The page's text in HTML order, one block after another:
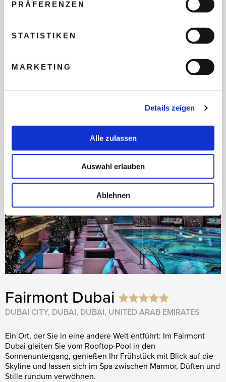
PRÄFERENZEN
STATISTIKEN
MARKETING
Details zeigen
Alle zulassen
Auswahl erlauben
Ablehnen
kulturelles Highlight, das authentische Einblicke
WEITER ZUR BUCHUNG
Zur Hotelbeschreibung
Auf die Wunschliste
Fairmont Dubai
DUBAI CITY, DUBAI, DUBAI, UNITED ARAB EMIRATES
Ein Ort, der Sie in eine andere Welt entführt: Im Fairmont
Dubai gleiten Sie vom Rooftop-Pool in den
Sonnenuntergang, genießen Ihr Frühstück mit Blick auf die
Skyline und lassen sich im Spa zwischen Marmor, Düften und
Stille rundum verwöhnen.